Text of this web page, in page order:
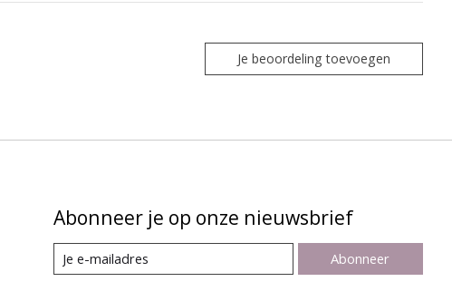
Je beoordeling toevoegen
Abonneer je op onze nieuwsbrief
Abonneer